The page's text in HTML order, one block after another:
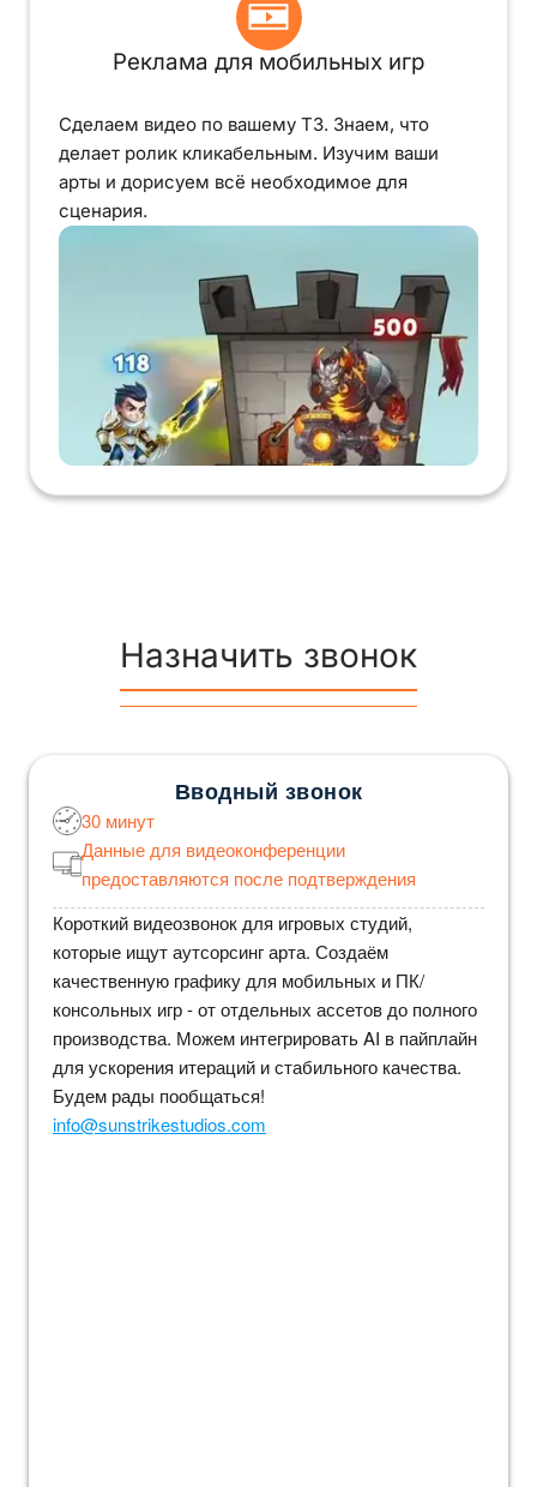
Реклама для мобильных игр
Сделаем видео по вашему ТЗ. Знаем, что
делает ролик кликабельным. Изучим ваши
арты и дорисуем всё необходимое для
сценария.
Назначить звонок
Вводный звонок
30 минут
Данные для видеоконференции
предоставляются после подтверждения
Короткий видеозвонок для игровых студий,
которые ищут аутсорсинг арта. Создаём
качественную графику для мобильных и ПК/
консольных игр - от отдельных ассетов до полного
производства. Можем интегрировать AI в пайплайн
для ускорения итераций и стабильного качества.
Будем рады пообщаться!
info@sunstrikestudios.com